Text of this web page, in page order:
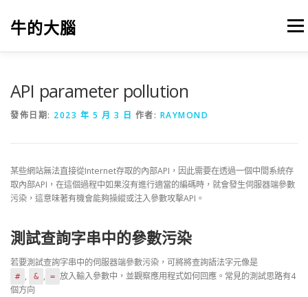
牛的大腦 選單
API parameter pollution
發佈日期: 2023 年 5 月 3 日 作者: RAYMOND
某些網站無法直接從Internet存取的內部API，因此需要在透過一個中間系統存
取內部API，在這個過程中如果沒有進行適當的編碼時，就會發生伺服器端參數
污染，這意味著有機會能夠操縱或注入參數攻擊API。
測試查詢字串中的參數污染
若要測試查詢字串中的伺服器端參數污染，可將將查詢語法字元像是
# , & , = 放入輸入參數中，並觀察應用程式如何回應。常見的測試思路有4
個方向